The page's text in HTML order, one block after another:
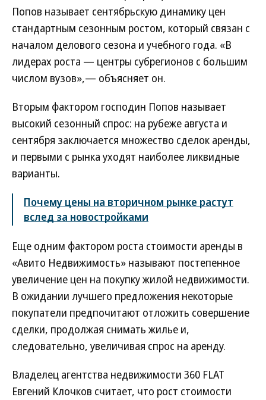
Попов называет сентябрьскую динамику цен
стандартным сезонным ростом, который связан с
началом делового сезона и учебного года. «В
лидерах роста — центры субрегионов с большим
числом вузов»,— объясняет он.
Вторым фактором господин Попов называет
высокий сезонный спрос: на рубеже августа и
сентября заключается множество сделок аренды,
и первыми с рынка уходят наиболее ликвидные
варианты.
Почему цены на вторичном рынке растут
вслед за новостройками
Еще одним фактором роста стоимости аренды в
«Авито Недвижимость» называют постепенное
увеличение цен на покупку жилой недвижимости.
В ожидании лучшего предложения некоторые
покупатели предпочитают отложить совершение
сделки, продолжая снимать жилье и,
следовательно, увеличивая спрос на аренду.
Владелец агентства недвижимости 360 FLAT
Евгений Клочков считает, что рост стоимости